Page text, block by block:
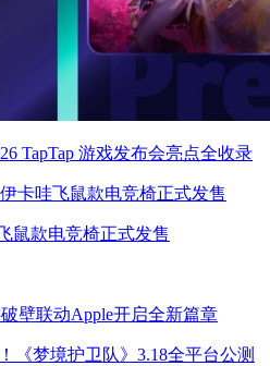
TapTap 游戏发布会亮点全收录
鼠款电竞椅正式发售
壁联动Apple开启全新篇章
《梦境护卫队》3.18全平台公测